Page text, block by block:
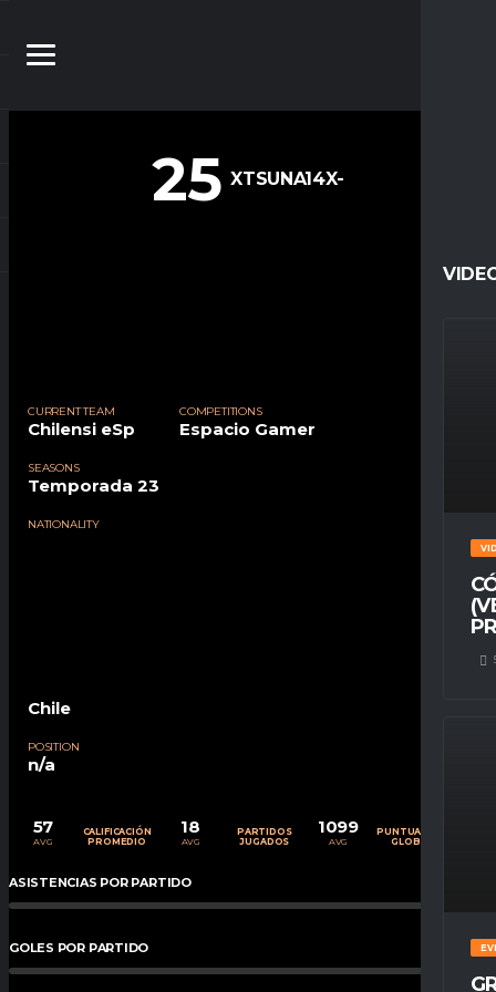
25 XTSUNA14X-
CURRENT TEAM
Chilensi eSp
COMPETITIONS
Espacio Gamer
SEASONS
Temporada 23
NATIONALITY
Chile
POSITION
n/a
57
AVG
CALIFICACIÓN
PROMEDIO
18
AVG
PARTIDOS
JUGADOS
1099
AVG
PUNTUACIÓN
GLOBAL
ASISTENCIAS POR PARTIDO
GOLES POR PARTIDO %